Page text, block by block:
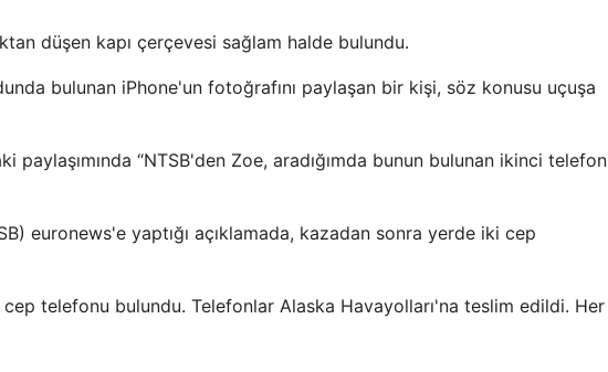
düşen kapı çerçevesi sağlam halde bulundu.
bulunan iPhone'un fotoğrafını paylaşan bir kişi, söz konusu uçuşa
paylaşımında “NTSB'den Zoe, aradığımda bunun bulunan ikinci telefon
euronews'e yaptığı açıklamada, kazadan sonra yerde iki cep
telefonu bulundu. Telefonlar Alaska Havayolları'na teslim edildi. Her